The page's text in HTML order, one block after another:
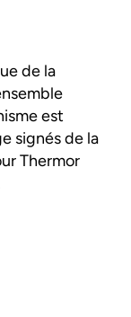
de la
est
signés de la
Thermor